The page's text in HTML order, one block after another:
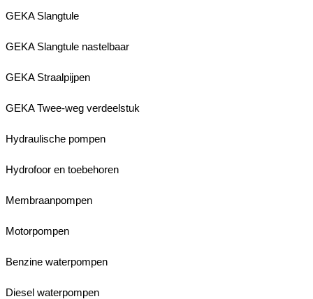
GEKA Slangtule
GEKA Slangtule nastelbaar
GEKA Straalpijpen
GEKA Twee-weg verdeelstuk
Hydraulische pompen
Hydrofoor en toebehoren
Membraanpompen
Motorpompen
Benzine waterpompen
Diesel waterpompen